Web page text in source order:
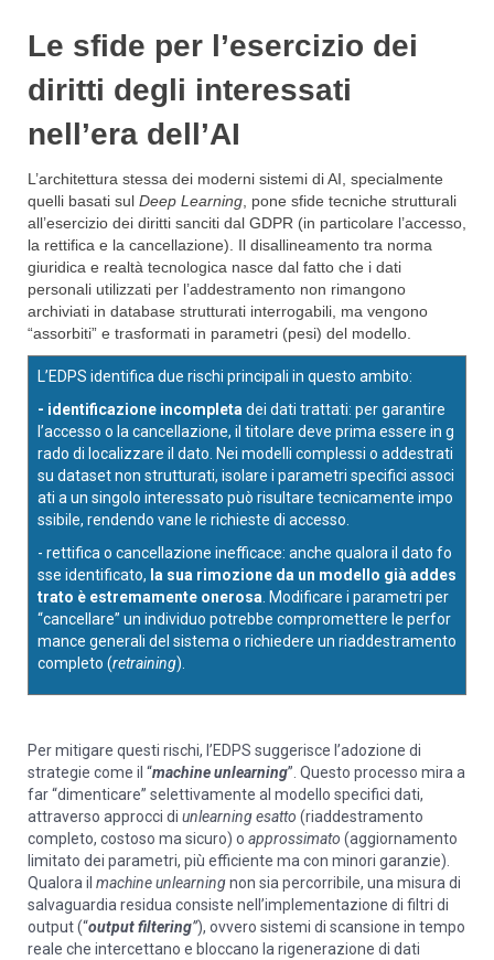
Le sfide per l’esercizio dei
diritti degli interessati
nell’era dell’AI
L’architettura stessa dei moderni sistemi di AI, specialmente
quelli basati sul Deep Learning , pone sfide tecniche strutturali
all’esercizio dei diritti sanciti dal GDPR (in particolare l’accesso,
la rettifica e la cancellazione). Il disallineamento tra norma
giuridica e realtà tecnologica nasce dal fatto che i dati
personali utilizzati per l’addestramento non rimangono
archiviati in database strutturati interrogabili, ma vengono
“assorbiti” e trasformati in parametri (pesi) del modello.
L’EDPS identifica due rischi principali in questo ambito:
- identificazione incompleta dei dati trattati: per garantire
l’accesso o la cancellazione, il titolare deve prima essere in g
rado di localizzare il dato. Nei modelli complessi o addestrati
su dataset non strutturati, isolare i parametri specifici associ
ati a un singolo interessato può risultare tecnicamente impo
ssibile, rendendo vane le richieste di accesso.
- rettifica o cancellazione inefficace: anche qualora il dato fo
sse identificato, la sua rimozione da un modello già addes
trato è estremamente onerosa . Modificare i parametri per
“cancellare” un individuo potrebbe compromettere le perfor
mance generali del sistema o richiedere un riaddestramento
completo (retraining).
Per mitigare questi rischi, l’EDPS suggerisce l’adozione di
strategie come il “machine unlearning”. Questo processo mira a
far “dimenticare” selettivamente al modello specifici dati,
attraverso approcci di unlearning esatto (riaddestramento
completo, costoso ma sicuro) o approssimato (aggiornamento
limitato dei parametri, più efficiente ma con minori garanzie).
Qualora il machine unlearningnon sia percorribile, una misura di
salvaguardia residua consiste nell’implementazione di filtri di
output (“output filtering”), ovvero sistemi di scansione in tempo
reale che intercettano e bloccano la rigenerazione di dati